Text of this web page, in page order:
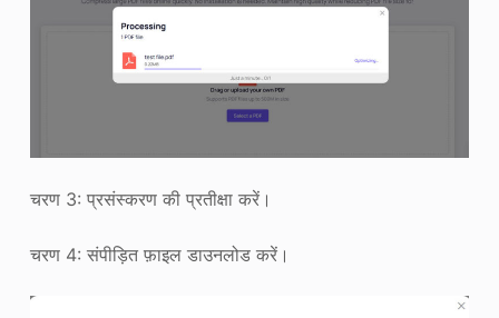
चरण 3: प्रसंस्करण की प्रतीक्षा करें।
चरण 4: संपीड़ित फ़ाइल डाउनलोड करें।